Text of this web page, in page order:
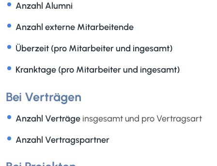
Anzahl Alumni
Anzahl externe Mitarbeitende
Überzeit (pro Mitarbeiter und ingesamt)
Kranktage (pro Mitarbeiter und ingesamt)
Bei Verträgen
Anzahl Verträgeinsgesamt und pro Vertragsart
Anzahl Vertragspartner